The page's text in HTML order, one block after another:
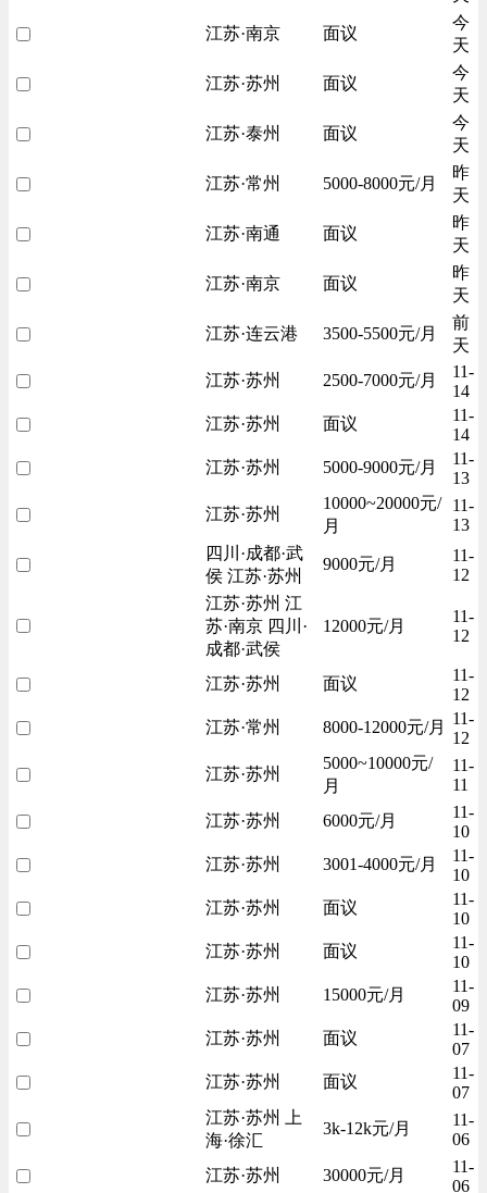
江苏·南京 面议
今
天
江苏·苏州 面议
今
天
江苏·泰州 面议
今
天
江苏·常州 5000-8000元/月
昨
天
江苏·南通 面议
昨
天
江苏·南京 面议
昨
天
江苏·连云港 3500-5500元/月
前
天
江苏·苏州
2500-7000元/月
11-
14
江苏·苏州
面议
11-
14
江苏·苏州
5000-9000元/月
11-
13
江苏·苏州
10000~20000元/
月
11-
13
四川·成都·武
侯 江苏·苏州
9000元/月
11-
12
江苏·苏州 江
苏·南京 四川·
成都·武侯
12000元/月
11-
12
江苏·苏州 面议
11-
12
江苏·常州
8000-12000元/月
11-
12
江苏·苏州
5000~10000元/
月
11-
11
江苏·苏州
6000元/月
11-
10
江苏·苏州
3001-4000元/月
11-
10
江苏·苏州
面议
11-
10
江苏·苏州
面议
11-
10
江苏·苏州
15000元/月
11-
09
江苏·苏州
面议
11-
07
江苏·苏州
面议
11-
07
江苏·苏州 上
海·徐汇
3k-12k元/月
11-
06
江苏·苏州
30000元/月
11-
06